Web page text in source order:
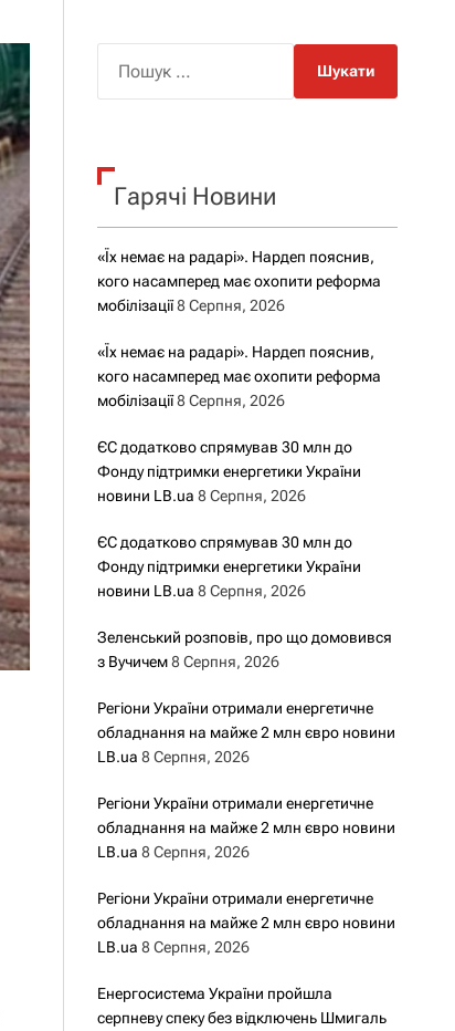
о
в
о
г
у
к
Гарячі Новини
«Їх немає на радарі». Нардеп пояснив,
кого насамперед має охопити реформа
мобілізації 8 Серпня, 2026
«Їх немає на радарі». Нардеп пояснив,
кого насамперед має охопити реформа
мобілізації 8 Серпня, 2026
ЄС додатково спрямував 30 млн до
Фонду підтримки енергетики України
новини LB.ua 8 Серпня, 2026
ЄС додатково спрямував 30 млн до
Фонду підтримки енергетики України
новини LB.ua 8 Серпня, 2026
Зеленський розповів, про що домовився
з Вучичем 8 Серпня, 2026
Регіони України отримали енергетичне
обладнання на майже 2 млн євро новини
LB.ua 8 Серпня, 2026
Регіони України отримали енергетичне
обладнання на майже 2 млн євро новини
LB.ua 8 Серпня, 2026
Регіони України отримали енергетичне
обладнання на майже 2 млн євро новини
LB.ua 8 Серпня, 2026
Енергосистема України пройшла
серпневу спеку без відключень Шмигаль